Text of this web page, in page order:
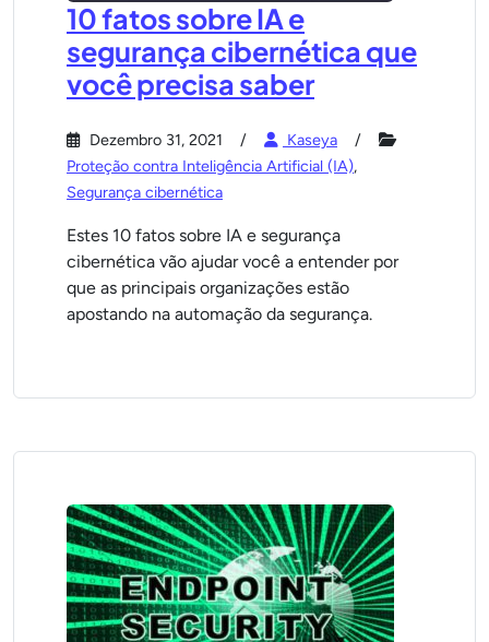
10 fatos sobre IA e
segurança cibernética que
você precisa saber
Dezembro 31, 2021
Kaseya
Proteção contra Inteligência Artificial (IA),
Segurança cibernética
Estes 10 fatos sobre IA e segurança
cibernética vão ajudar você a entender por
que as principais organizações estão
apostando na automação da segurança.